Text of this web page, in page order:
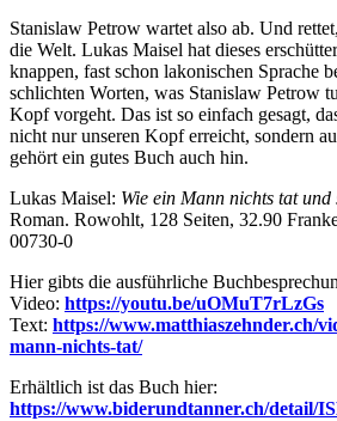
Stanislaw Petrow wartet also ab. Und
die Welt. Lukas Maisel hat dieses
knappen, fast schon lakonischen Sprache
schlichten Worten, was Stanislaw Petrow
Kopf vorgeht. Das ist so einfach gesagt,
nicht nur unseren Kopf erreicht, sondern
gehört ein gutes Buch auch hin.
Lukas Maisel: Wie ein Mann nichts tat und
Roman. Rowohlt, 128 Seiten, 32.90
00730-0
Hier gibts die ausführliche
Video: https://youtu.be/uOMuT7rLzGs
Text: https://www.matthiaszehnder.ch/
mann-nichts-tat/
Erhältlich ist das Buch hier:
https://www.biderundtanner.ch/detail/